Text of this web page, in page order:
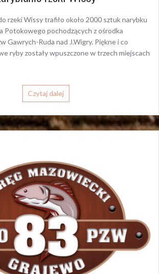
rzeki Wissy trafiło około 2000 sztuk narybku
Potokowego pochodzących z ośrodka
Gawrych-Ruda nad J.Wigry. Piękne i co
ryby zostały wpuszczone w trzech miejscach
Czytaj dalej